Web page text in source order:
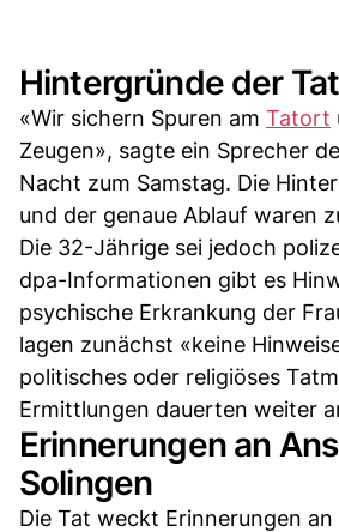
Hintergründe der
«Wir sichern Spuren am Tatort
Zeugen», sagte ein Sprecher
Nacht zum Samstag. Die
und der genaue Ablauf waren
Die 32-Jährige sei jedoch
dpa-Informationen gibt es
psychische Erkrankung der
lagen zunächst «keine
politisches oder religiöses
Ermittlungen dauerten weiter
Erinnerungen an
Solingen
Die Tat weckt Erinnerungen an